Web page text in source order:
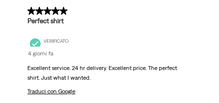
5 su 5 stelle.
Perfect shirt
VERIFICATO
4 giorni fa
Excellent service. 24 hr delivery. Excellent price. The perfect
shirt. Just what I wanted.
Traduci con Google